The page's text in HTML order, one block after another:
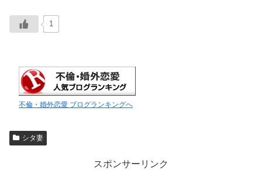
1
不倫・婚外恋愛 ブログランキングへ
シタ妻
スポンサーリンク